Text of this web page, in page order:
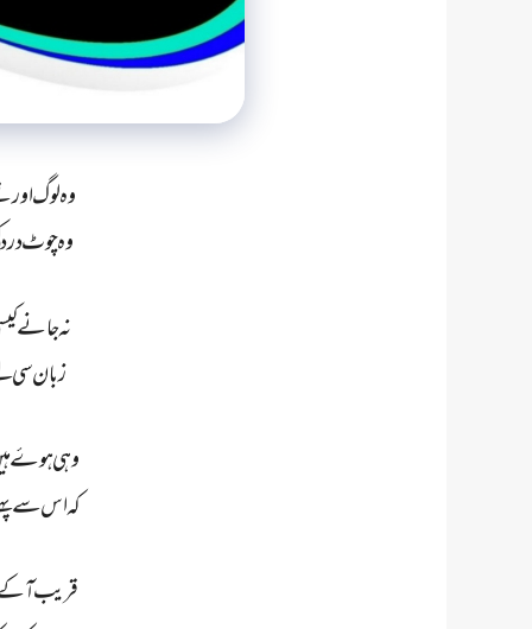
وہ لوگ اور
وہ چوٹ درد
نہ جانے
زبان سی
وہی ہوۓ
کہ اس سے
قریب آکے